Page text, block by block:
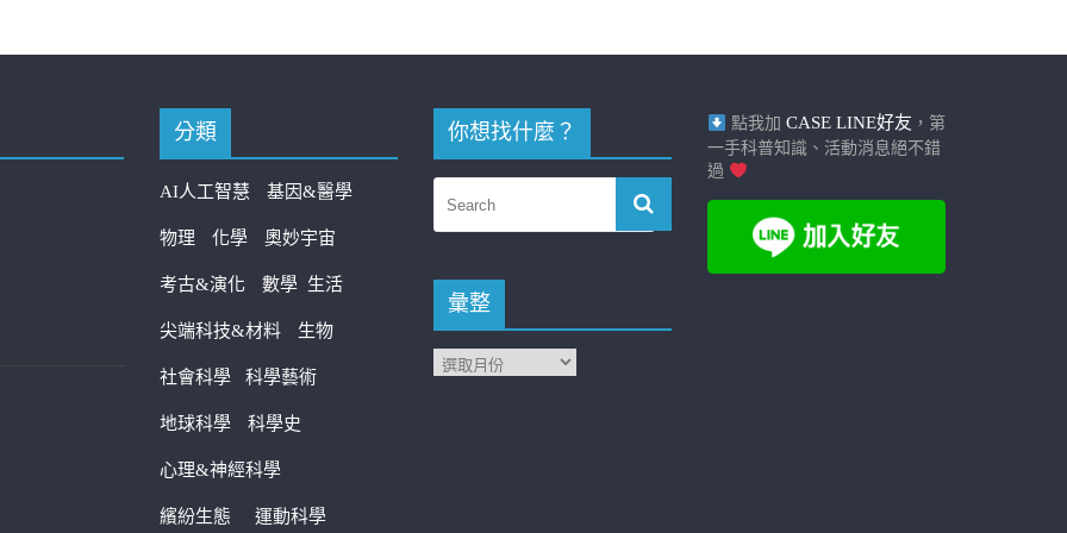
分類
AI人工智慧 基因&醫學
物理 化學 奧妙宇宙
考古&演化 數學 生活
尖端科技&材料 生物
社會科學 科學藝術
地球科學 科學史
心理&神經科學
繽紛生態 運動科學
你想找什麼？
彙整
點我加 CASE LINE好友 ，第
一手科普知識、活動消息絕不錯
過